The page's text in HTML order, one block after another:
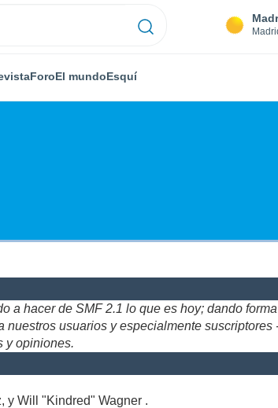
ForoEl mundoEsquí
a hacer de SMF 2.1 lo que es hoy; dando
usuarios y especialmente
y opiniones.
y Will "Kindred" Wagner .